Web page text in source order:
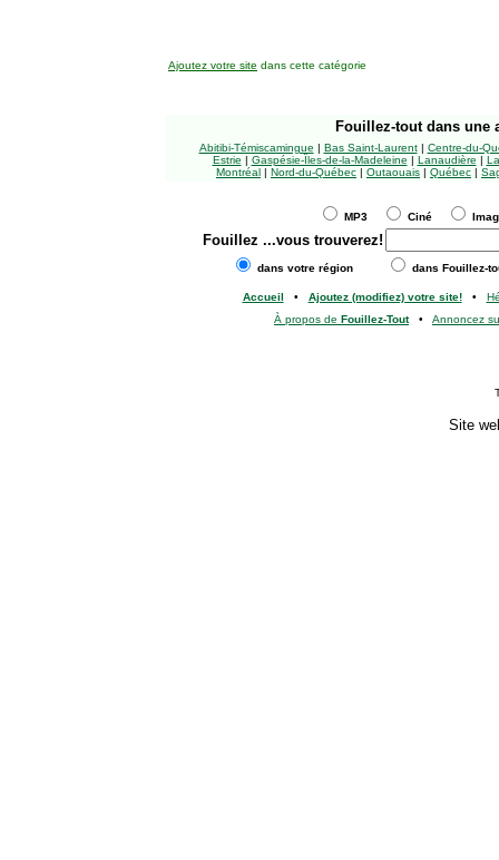
Ajoutez votre site dans cette catégorie
Fouillez-tout dans une
Abitibi-Témiscamingue | Bas Saint-Laurent| Centre-du-
Estrie | Gaspésie-Îles-de-la-Madeleine | Lanaudière |
Montréal | Nord-du-Québec | Outaouais | Québec |
MP3 Ciné
Fouillez ...vous trouverez!
dans votre région dans Fouillez-
Accueil • Ajoutez (modifiez) votre site!•
À propos de Fouillez-Tout• Annoncez
Site